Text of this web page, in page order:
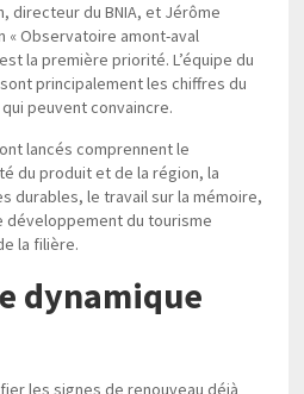
directeur du BNIA, et Jérôme
« Observatoire amont-aval
la première priorité. L’équipe du
principalement les chiffres du
peuvent convaincre.
lancés comprennent le
du produit et de la région, la
durables, le travail sur la mémoire,
développement du tourisme
la filière.
dynamique
les signes de renouveau déjà